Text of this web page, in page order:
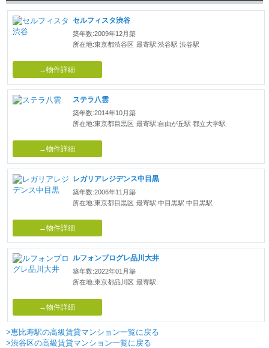
セルフィスタ渋谷
築年数:2009年12月築
所在地:東京都渋谷区 最寄駅:渋谷駅 渋谷駅
→物件詳細
ステラ八雲
築年数:2014年10月築
所在地:東京都目黒区 最寄駅:自由が丘駅 都立大学駅
→物件詳細
レガリアレジデンス中目黒
築年数:2006年11月築
所在地:東京都目黒区 最寄駅:中目黒駅 中目黒駅
→物件詳細
ルフォンプログレ品川大井
築年数:2022年01月築
所在地:東京都品川区 最寄駅:
→物件詳細
>恵比寿駅の高級賃貸マンション一覧に戻る
>渋谷区の高級賃貸マンション一覧に戻る